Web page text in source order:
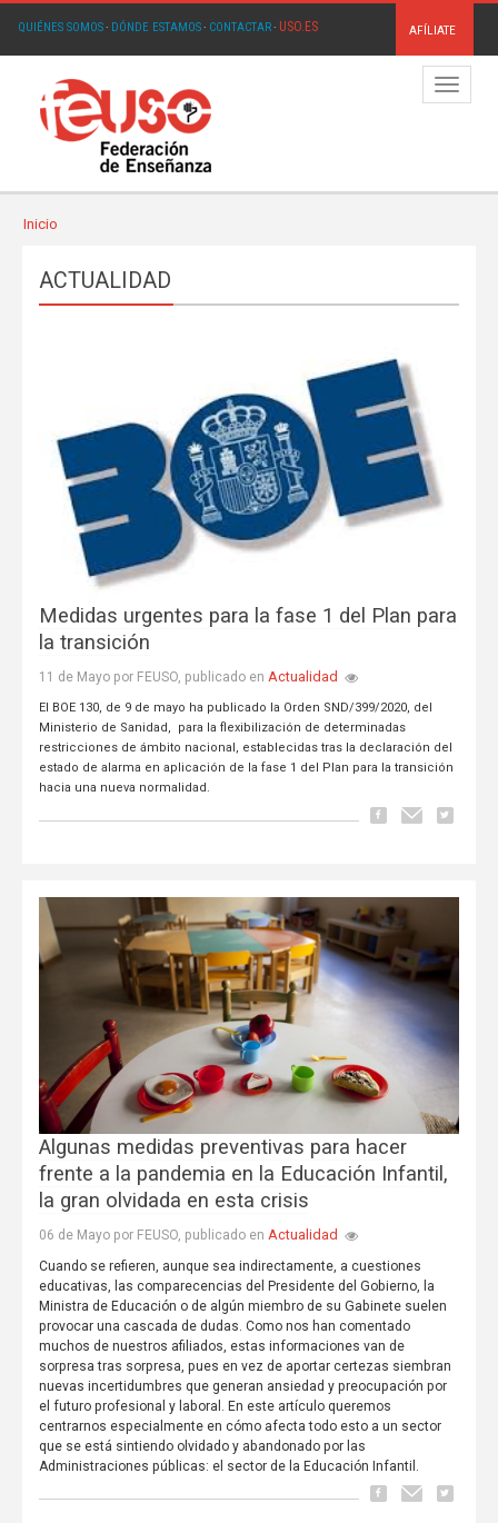
QUIÉNES SOMOS· DÓNDE ESTAMOS· CONTACTAR· USO.ES AFÍLIATE
Menú
Inicio
ACTUALIDAD
Medidas urgentes para la fase 1 del Plan para
la transición
11 de Mayo por FEUSO, publicado en Actualidad
El BOE 130, de 9 de mayo ha publicado la Orden SND/399/2020, del
Ministerio de Sanidad, para la flexibilización de determinadas
restricciones de ámbito nacional, establecidas tras la declaración del
estado de alarma en aplicación de la fase 1 del Plan para la transición
hacia una nueva normalidad.
Algunas medidas preventivas para hacer
frente a la pandemia en la Educación Infantil,
la gran olvidada en esta crisis
06 de Mayo por FEUSO, publicado en Actualidad
Cuando se refieren, aunque sea indirectamente, a cuestiones
educativas, las comparecencias del Presidente del Gobierno, la
Ministra de Educación o de algún miembro de su Gabinete suelen
provocar una cascada de dudas. Como nos han comentado
muchos de nuestros afiliados, estas informaciones van de
sorpresa tras sorpresa, pues en vez de aportar certezas siembran
nuevas incertidumbres que generan ansiedad y preocupación por
el futuro profesional y laboral. En este artículo queremos
centrarnos especialmente en cómo afecta todo esto a un sector
que se está sintiendo olvidado y abandonado por las
Administraciones públicas: el sector de la Educación Infantil.